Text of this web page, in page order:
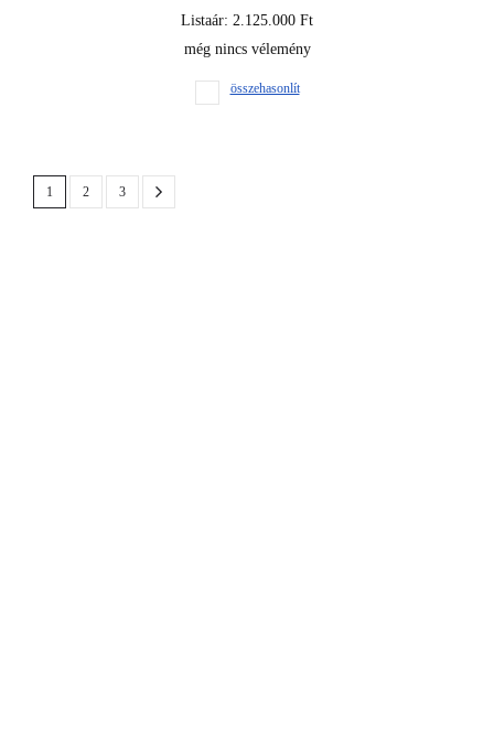
Listaár: 2.125.000 Ft
még nincs vélemény
összehasonlít
1 2 3